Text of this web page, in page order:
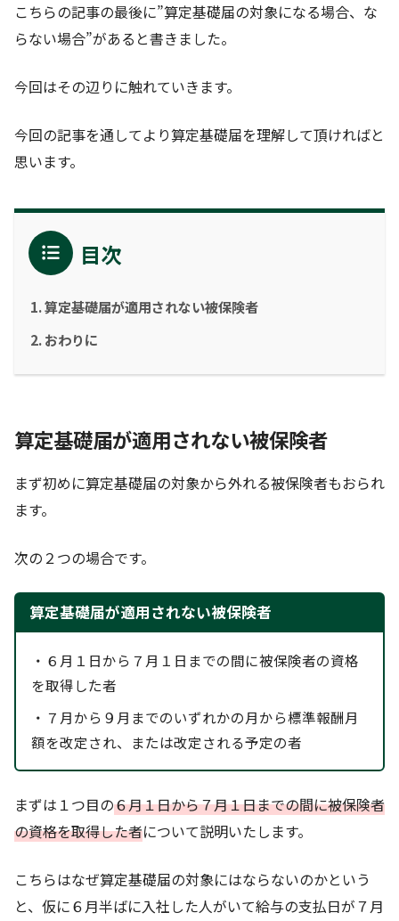
こちらの記事の最後に”算定基礎届の対象になる場合、な
らない場合”があると書きました。
今回はその辺りに触れていきます。
今回の記事を通してより算定基礎届を理解して頂ければと
思います。
目次
算定基礎届が適用されない被保険者
おわりに
算定基礎届が適用されない被保険者
まず初めに算定基礎届の対象から外れる被保険者もおられ
ます。
次の２つの場合です。
算定基礎届が適用されない被保険者
・６月１日から７月１日までの間に被保険者の資格
を取得した者
・７月から９月までのいずれかの月から標準報酬月
額を改定され、または改定される予定の者
まずは１つ目の６月１日から７月１日までの間に被保険者
の資格を取得した者について説明いたします。
こちらはなぜ算定基礎届の対象にはならないのかという
と、仮に６月半ばに入社した人がいて給与の支払日が７月